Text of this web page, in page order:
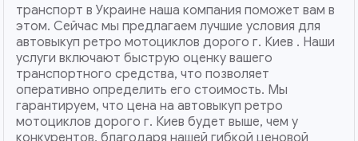
транспорт в Украине наша компания поможет вам в
этом. Сейчас мы предлагаем лучшие условия для
автовыкуп ретро мотоциклов дорого г. Киев . Наши
услуги включают быструю оценку вашего
транспортного средства, что позволяет
оперативно определить его стоимость. Мы
гарантируем, что цена на автовыкуп ретро
мотоциклов дорого г. Киев будет выше, чем у
конкурентов, благодаря нашей гибкой ценовой